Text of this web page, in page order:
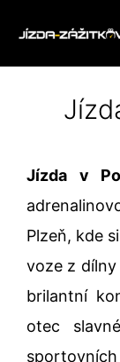
Jízda v
Plzeň, kde
voze z dílny
brilantní
otec